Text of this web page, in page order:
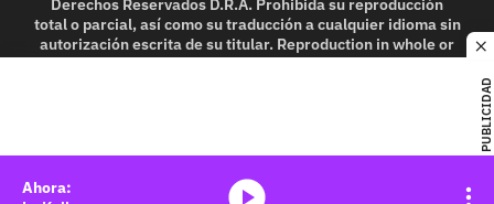
PUBLICIDAD
Derechos Reservados D.R.A. Prohibida su reproducción
total o parcial, así como su traducción a cualquier idioma sin
autorización escrita de su titular. Reproduction in whole or
in part, or translation without written permission is